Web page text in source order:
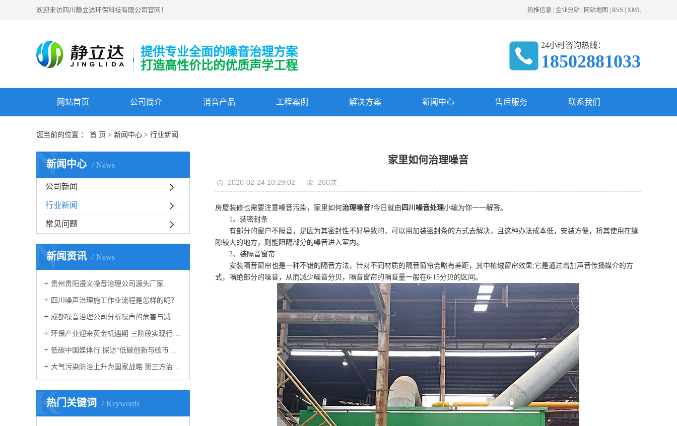
欢迎来访四川静立达环保科技有限公司官网！ 热推信息 企业分站 网站地图 RSS XML
提供专业全面的噪音治理方案
打造高性价比的优质声学工程
24小时咨询热线：
18502881033
网站首页 公司简介 消音产品 工程案例 解决方案 新闻中心 售后服务 联系我们
您当前的位置 ： 首 页 > 新闻中心 > 行业新闻
新闻中心 News
N
公司新闻
行业新闻
常见问题
新闻资讯 News
N
贵州贵阳遵义噪音治理公司源头厂家
四川噪声治理施工作业流程是怎样的呢？
成都噪音治理公司分析噪声的危害与减少噪音的方法
环保产业迎来黄金机遇期 三阶段实现行业腾飞
低碳中国媒体行 探访“低碳创新与碳市场建设”
大气污染防治上升为国家战略 第三方治理成运营
热门关键词 Keywords
K
家里如何治理噪音
2020-02-24 10:29:02 260次
房屋装修也需要注意噪音污染，家里如何治理噪音?今日就由 四川噪音处理小编为你一一解答。
1、装密封条
有部分的窗户不隔音，是因为其密封性不好导致的，可以用加装密封条的方式去解决，且这种办法成本低，安装方便，将其使用在缝
隙较大的地方，则能阻隔部分的噪音进入室内。
2、装隔音窗帘
安装隔音窗帘也是一种不错的隔音方法，针对不同材质的隔音窗帘会略有差距，其中植绒窗帘效果;它是通过增加声音传播媒介的方
式，隔绝部分的噪音，从而减少噪音分贝，隔音窗帘的隔音量一般在6-15分贝的区间。